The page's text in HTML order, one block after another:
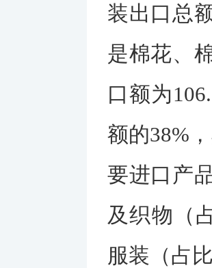
装出口总
是棉花、
口额为
额的38%
要进口产
及织物（
服装（占